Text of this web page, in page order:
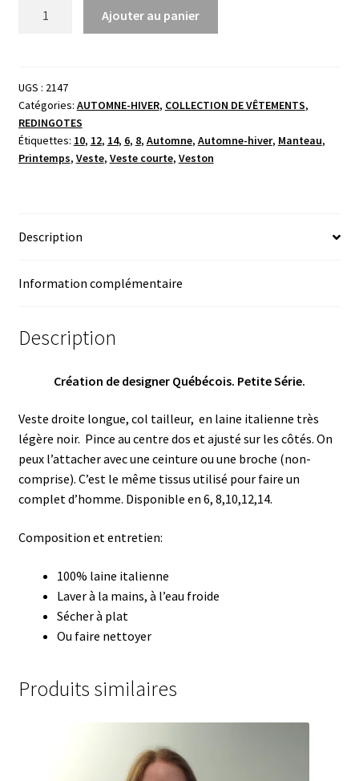
longue,
col
tailleur
Ajouter au panier
UGS : 2147
Catégories: AUTOMNE-HIVER, COLLECTION DE VÊTEMENTS,
REDINGOTES
Étiquettes: 10, 12, 14, 6, 8, Automne, Automne-hiver, Manteau,
Printemps, Veste, Veste courte, Veston
Description
Information complémentaire
Description
Création de designer Québécois. Petite Série.
Veste droite longue, col tailleur, en laine italienne très
légère noir. Pince au centre dos et ajusté sur les côtés. On
peux l’attacher avec une ceinture ou une broche (non-
comprise). C’est le même tissus utilisé pour faire un
complet d’homme. Disponible en 6, 8,10,12,14.
Composition et entretien:
100% laine italienne
Laver à la mains, à l’eau froide
Sécher à plat
Ou faire nettoyer
Produits similaires